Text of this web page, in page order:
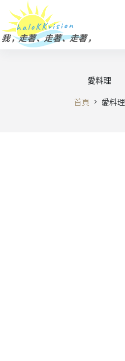
主
要
愛料理
首頁 愛料理